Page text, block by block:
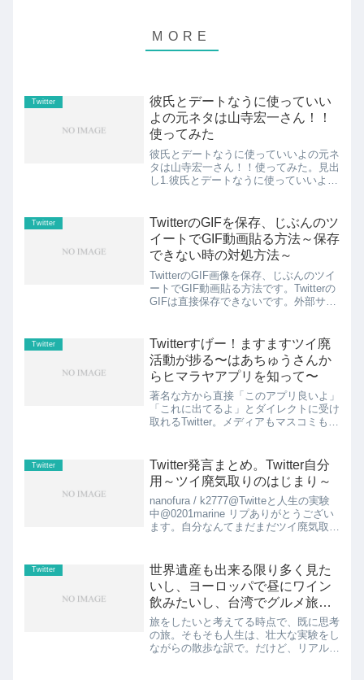
Twitter
彼氏とデートなうに使っていい
よの元ネタは山寺宏一さん！！
使ってみた
彼氏とデートなうに使っていいよの元ネ
タは山寺宏一さん！！使ってみた。見出
し1.彼氏とデートなうに使っていいよの
スポンサーリンク // 1.彼氏とデートな
うに使っていい...
Twitter
TwitterのGIFを保存、じぶんのツ
イートでGIF動画貼る方法～保存
できない時の対処方法～
TwitterのGIF画像を保存、じぶんのツイ
ートでGIF動画貼る方法です。Twitterの
GIFは直接保存できないです。外部サイ
部サイトで保存する方法2....
Twitter
Twitterすげー！ますますツイ廃
活動が捗る〜はあちゅうさんか
らヒマラヤアプリを知って〜
著名な方から直接「このアプリ良いよ」
「これに出てるよ」とダイレクトに受け
取れるTwitter。メディアもマスコミも出
ることが出来てラッキー！そして感謝。
🍀著名な方...
Twitter
Twitter発言まとめ。Twitter自分
用～ツイ廃気取りのはじまり～
nanofura / k2777@Twitteと人生の実験
中@0201marine リプありがとうござい
ます。自分なんてまだまだツイ廃気取り
Twitter
世界遺産も出来る限り多く見た
いし、ヨーロッパで昼にワイン
飲みたいし、台湾でグルメ旅し
たい！！
旅をしたいと考えてる時点で、既に思考
の旅。そもそも人生は、壮大な実験をし
ながらの散歩な訳で。だけど、リアルで